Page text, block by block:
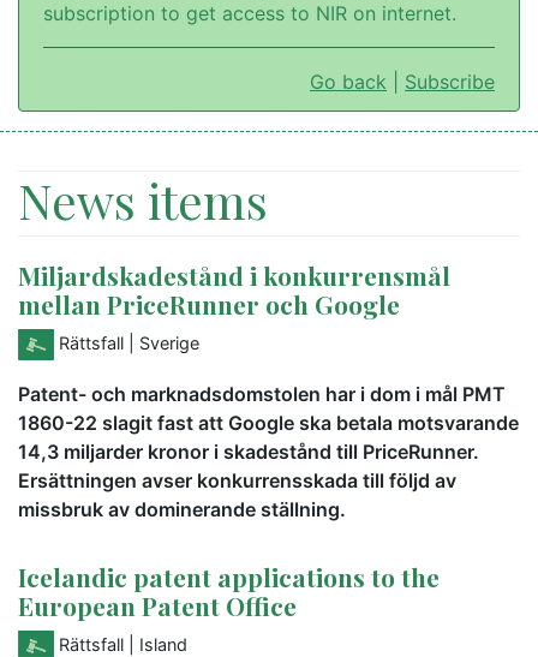
subscription to get access to NIR on internet.
Go back Subscribe
News items
Miljardskadestånd i konkurrensmål
mellan PriceRunner och Google
Rättsfall | Sverige
Patent- och marknadsdomstolen har i dom i mål PMT
1860-22 slagit fast att Google ska betala motsvarande
14,3 miljarder kronor i skadestånd till PriceRunner.
Ersättningen avser konkurrensskada till följd av
missbruk av dominerande ställning.
Icelandic patent applications to the
European Patent Office
Rättsfall | Island